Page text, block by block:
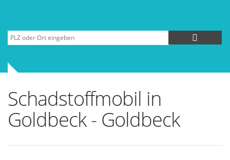
Schadstoffmobil in
Goldbeck - Goldbeck